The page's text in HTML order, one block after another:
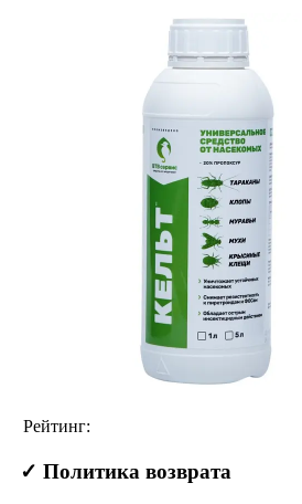
Рейтинг:
✓ Политика возврата